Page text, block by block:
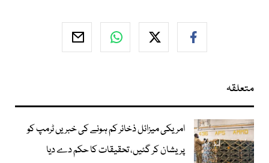
متعلقہ
امریکی میزائل ذخائر کم ہونے کی خبریں ٹرمپ کو
پریشان کر گئیں، تحقیقات کا حکم دے دیا